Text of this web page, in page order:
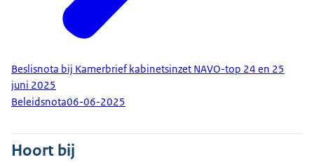
Beslisnota bij Kamerbrief kabinetsinzet NAVO-top 24 en 25
juni 2025
Beleidsnota06-06-2025
Hoort bij